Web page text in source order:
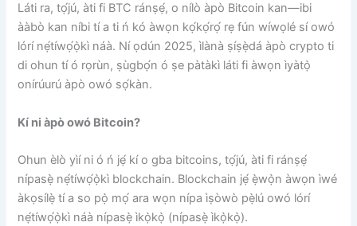
Láti ra, tọ́jú, àti fi BTC ránṣẹ́, o nílò àpò Bitcoin kan—ibi
ààbò kan níbi tí a ti ń kó àwọn kọ́kọ́rọ́ rẹ fún wíwọlé sí owó
lórí nẹ́tíwọ́ọ̀kì náà. Ní ọdún 2025, ìlànà ṣíṣẹ̀dá àpò crypto ti
di ohun tí ó rọrùn, ṣùgbọ́n ó ṣe pàtàkì láti fi àwọn ìyàtọ̀
onírúurú àpò owó sọ́kàn.
Kí ni àpò owó Bitcoin?
Ohun èlò yìí ni ó ń jẹ́ kí o gba bitcoins, tọ́jú, àti fi ránṣẹ́
nípasẹ̀ nẹ́tíwọ́ọ̀kì blockchain. Blockchain jẹ́ ẹ̀wọ̀n àwọn ìwé
àkọsílẹ̀ tí a so pọ̀ mọ́ ara wọn nípa ìṣòwò pẹ̀lú owó lórí
nẹ́tíwọ́ọ̀kì náà nípasẹ̀ ìkọ̀kọ̀ (nípasẹ̀ ìkọ̀kọ̀).